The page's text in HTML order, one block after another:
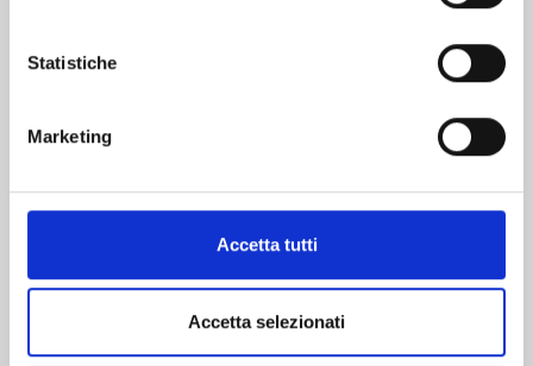
Statistiche
Marketing
Accetta tutti
Accetta selezionati
€ 6,50
Mostra tutto